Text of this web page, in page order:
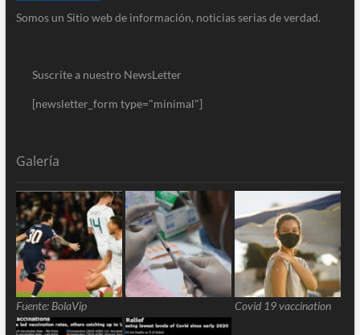
Somos un Sitio web de información, noticias serias de verdad.
Suscrite a nuestro NewsLetter
[newsletter_form type="minimal"]
Galería
Fuente: BolaVip Covid 19 vaccination